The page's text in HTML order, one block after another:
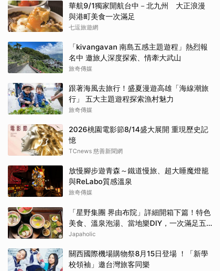
華航9/1獨家開航台中－北九州 大正浪漫
與港町美食一次滿足
七逗旅遊網
「kivangavan 南島五感主題遊程」熱烈報
名中 邀旅人深度探索、情牽大武山
旅奇傳媒
跟著海風去旅行！盛夏漫遊高雄「海線潮旅
行」 五大主題遊程探索漁村魅力
旅奇傳媒
2026桃園電影節8/14盛大展開 重現歷史記
憶
TCnews 慈善新聞網
放慢腳步遊青森～鐵道慢旅、超大睡魔燈籠
與ReLabo質感溫泉
旅奇傳媒
「星野集團 界由布院」詳細開箱下篇！特色
美食、溫泉泡湯、當地樂DIY，一次滿足五
感體驗
Japaholic
關西國際機場購物祭8月15日登場 ！「新學
校領袖」邀台灣旅客同樂